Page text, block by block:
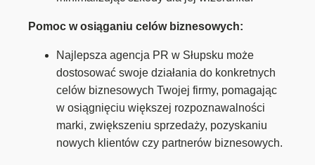
Pomoc w osiąganiu celów biznesowych:
Najlepsza agencja PR w Słupsku może
dostosować swoje działania do konkretnych
celów biznesowych Twojej firmy, pomagając
w osiągnięciu większej rozpoznawalności
marki, zwiększeniu sprzedaży, pozyskaniu
nowych klientów czy partnerów biznesowych.